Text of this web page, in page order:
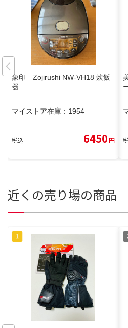
象印 Zojirushi NW-VH18 炊飯
器
マイストア在庫： 1954
税込 6450円
近くの売り場の商品